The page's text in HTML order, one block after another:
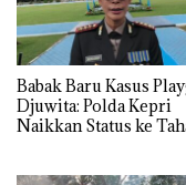
Babak Baru Kasus
Djuwita: Polda Kepri
Naikkan Status ke